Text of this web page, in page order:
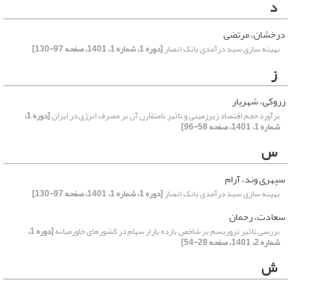
د
درخشان، مرتضی
بهینه سازی سبد درآمدی بانک انصار[دوره 1، شماره 1، 1401، صفحه 97-130]
ز
زروکی، شهریار
برآورد حجم اقتصاد زیرزمینی و تاثیر نامتقارن آن بر مصرف انرژی در ایران [دوره 1،
شماره 1، 1401، صفحه 58-96]
س
سپهری وند، آرام
بهینه سازی سبد درآمدی بانک انصار[دوره 1، شماره 1، 1401، صفحه 97-130]
سعادت، رحمان
بررسی تاثیر تروریسم بر شاخص بازده بازار سهام در کشورهای خاورمیانه [دوره 1،
شماره 2، 1401، صفحه 28-54]
ش